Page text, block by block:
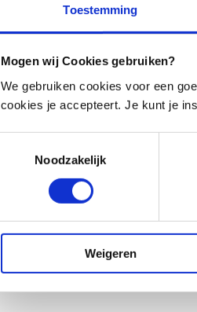
Toestemming
Mogen wij Cookies gebruiken?
We gebruiken cookies voor een
cookies je accepteert. Je kunt je
Noodzakelijk
Weigeren